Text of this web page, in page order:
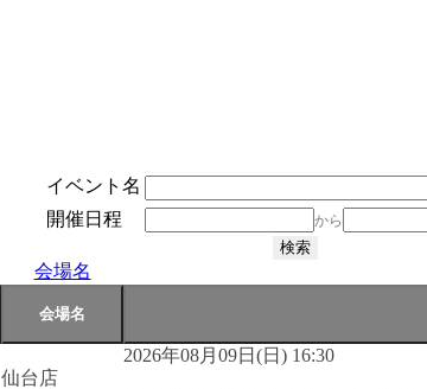
イベント名
開催日程
から
会場名
仙台店
2026年08月09日(日) 16:30